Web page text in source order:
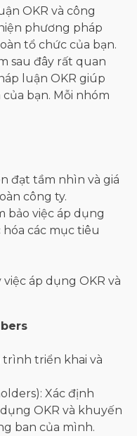
OKR và công
phương pháp
tổ chức của bạn.
sau đây rất quan
luận OKR giúp
bạn. Mỗi nhóm
đạt tầm nhìn và giá
công ty.
bảo việc áp dụng
các mục tiêu
áp dụng OKR và
trình triển khai và
Xác định
OKR và khuyến
ban của mình.